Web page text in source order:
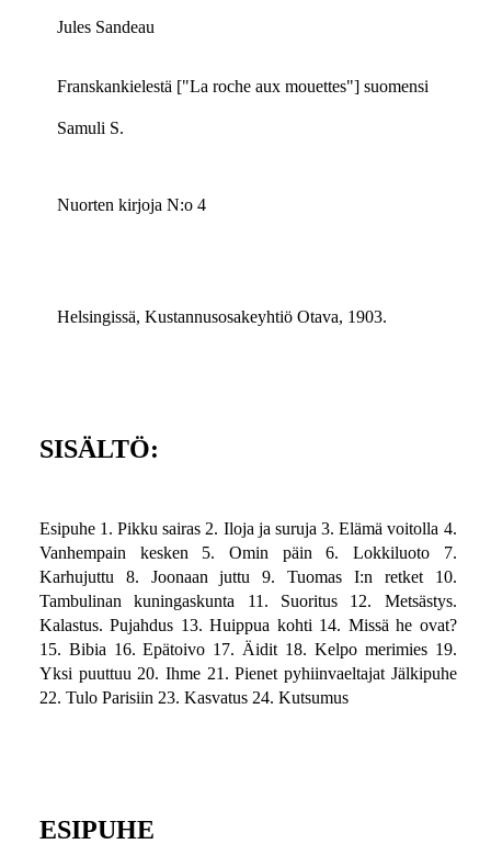
Jules Sandeau
Franskankielestä ["La roche aux mouettes"] suomensi
Samuli S.
Nuorten kirjoja N:o 4
Helsingissä, Kustannusosakeyhtiö Otava, 1903.
SISÄLTÖ:
Esipuhe 1. Pikku sairas 2. Iloja ja suruja 3. Elämä voitolla 4.
Vanhempain kesken 5. Omin päin 6. Lokkiluoto 7.
Karhujuttu 8. Joonaan juttu 9. Tuomas I:n retket 10.
Tambulinan kuningaskunta 11. Suoritus 12. Metsästys.
Kalastus. Pujahdus 13. Huippua kohti 14. Missä he ovat?
15. Bibia 16. Epätoivo 17. Äidit 18. Kelpo merimies 19.
Yksi puuttuu 20. Ihme 21. Pienet pyhiinvaeltajat Jälkipuhe
22. Tulo Parisiin 23. Kasvatus 24. Kutsumus
ESIPUHE